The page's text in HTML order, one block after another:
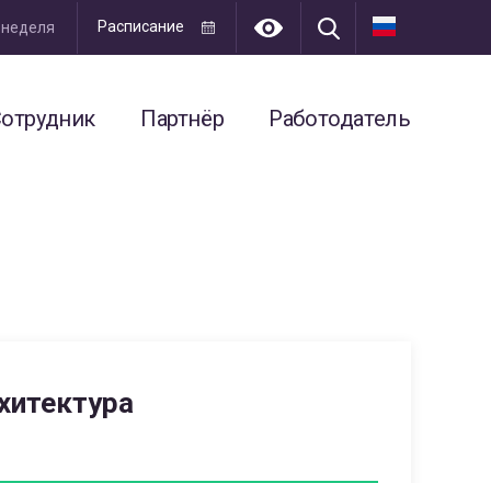
Расписание
Партнёр Работодатель